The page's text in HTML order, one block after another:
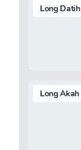
Long Datih
Long Akah